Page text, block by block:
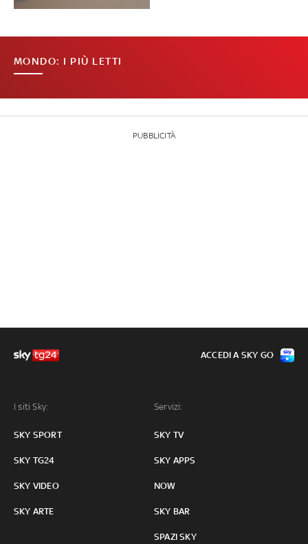
MONDO: I PIÙ LETTI
PUBBLICITÀ
I siti Sky:
SKY SPORT
SKY TG24
SKY VIDEO
SKY ARTE
Servizi:
SKY TV
SKY APPS
NOW
SKY BAR
SPAZI SKY
ACCEDI A SKY GO